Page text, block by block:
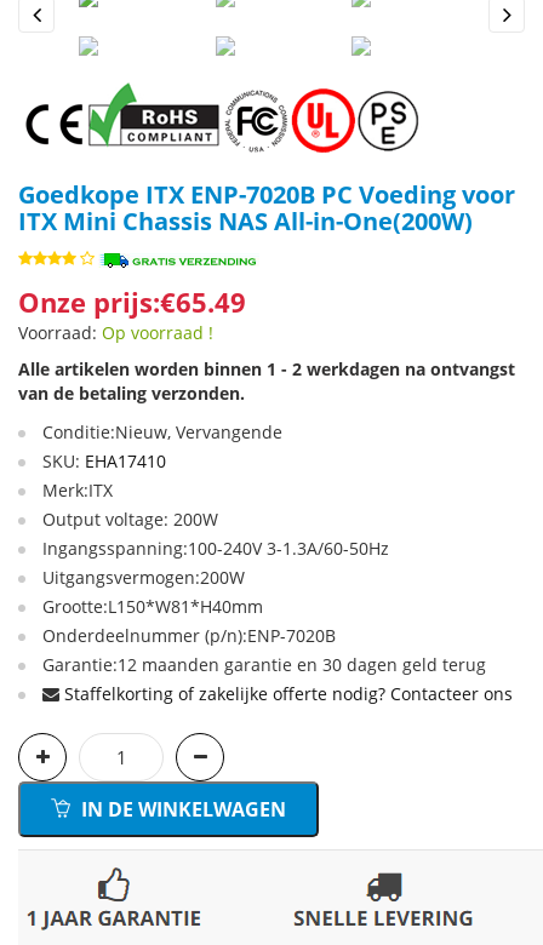
Previous
Goedkope ITX ENP-7020B PC Voeding voor
ITX Mini Chassis NAS All-in-One(200W)
Onze prijs:€65.49
Voorraad: Op voorraad !
Alle artikelen worden binnen 1 - 2 werkdagen na ontvangst
van de betaling verzonden.
Conditie:Nieuw, Vervangende
SKU: EHA17410
Merk:ITX
Output voltage: 200W
Ingangsspanning:100-240V 3-1.3A/60-50Hz
Uitgangsvermogen:200W
Grootte:L150*W81*H40mm
Onderdeelnummer (p/n):ENP-7020B
Garantie:12 maanden garantie en 30 dagen geld terug
Staffelkorting of zakelijke offerte nodig? Contacteer ons
IN DE WINKELWAGEN